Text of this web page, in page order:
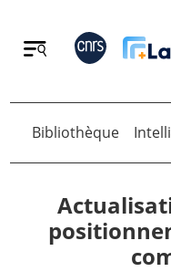
Retour
Bibliothèque